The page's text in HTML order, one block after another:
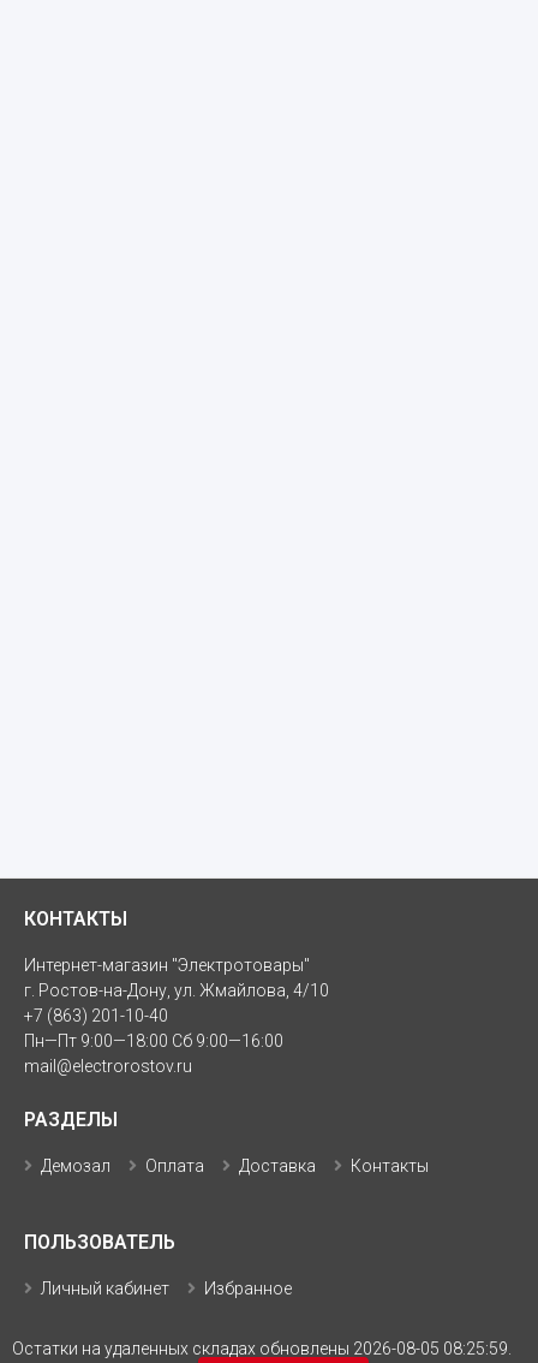
КОНТАКТЫ
Интернет-магазин "Электротовары"
г. Ростов-на-Дону, ул. Жмайлова, 4/10
+7 (863) 201-10-40
Пн—Пт 9:00—18:00 Сб 9:00—16:00
mail@electrorostov.ru
РАЗДЕЛЫ
Демозал Оплата Доставка Контакты
ПОЛЬЗОВАТЕЛЬ
Личный кабинет Избранное
Остатки на удаленных складах обновлены 2026-08-05 08:25:59.